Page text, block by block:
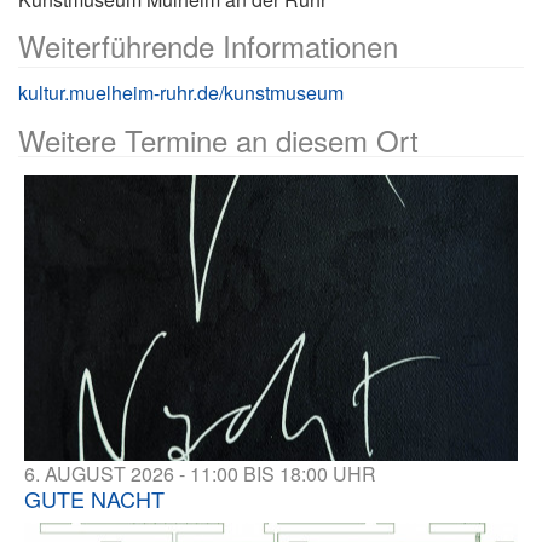
Weiterführende Informationen
kultur.muelheim-ruhr.de/kunstmuseum
Weitere Termine an diesem Ort
6. AUGUST 2026 - 11:00 BIS 18:00 UHR
GUTE NACHT